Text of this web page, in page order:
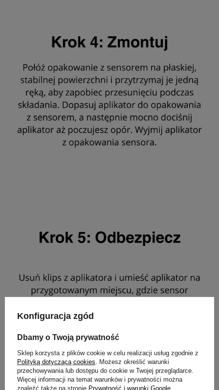
Konfiguracja zgód
Dbamy o Twoją prywatność
Sklep korzysta z plików cookie w celu realizacji usług zgodnie z
Polityką dotyczącą cookies . Możesz określić warunki
przechowywania lub dostępu do cookie w Twojej przeglądarce.
Więcej informacji na temat warunków i prywatności można
znaleźć także na stronie Prywatność i warunki Google